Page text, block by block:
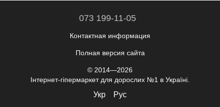
073 199-11-05
Контактная информация
Полная версия сайта
© 2014—2026
Інтернет-гіпермаркет для дорослих №1 в Україні.
Укр Рус